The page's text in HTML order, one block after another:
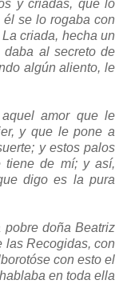
y criadas, que lo
se lo rogaba con
criada, hecha un
daba al secreto de
algún aliento, le
amor que le
y que le pone a
y estos palos
tiene de mí; y así,
digo es la pura
pobre doña Beatriz
las Recogidas, con
con esto el
en toda ella